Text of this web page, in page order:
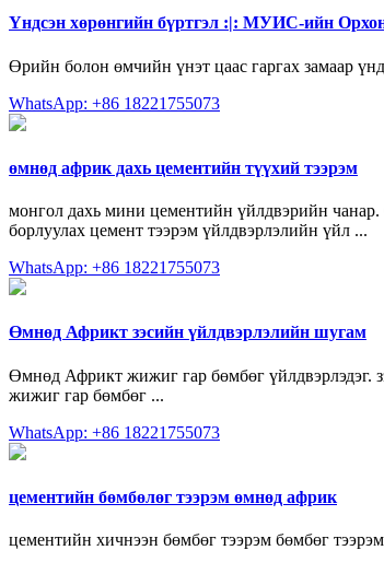
Үндсэн хөрөнгийн бүртгэл :|: МУИС-ийн
Өрийн болон өмчийн үнэт цаас гаргах замаар
WhatsApp: +86 18221755073
өмнөд африк дахь цементийн түүхий тээрэм
монгол дахь мини цементийн үйлдвэрийн
борлуулах цемент тээрэм үйлдвэрлэлийн үйл ...
WhatsApp: +86 18221755073
Өмнөд Африкт зэсийн үйлдвэрлэлийн шугам
Өмнөд Африкт жижиг гар бөмбөг үйлдвэрлэдэг.
жижиг гар бөмбөг ...
WhatsApp: +86 18221755073
цементийн бөмбөлөг тээрэм өмнөд африк
цементийн хичнээн бөмбөг тээрэм бөмбөг